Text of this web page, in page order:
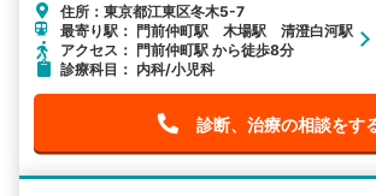
住所：東京都江東区冬木5-7
最寄り駅： 門前仲町駅 木場駅 清澄白河駅
アクセス： 門前仲町駅 から徒歩8分
診療科目： 内科/小児科
診断、治療の相談をす